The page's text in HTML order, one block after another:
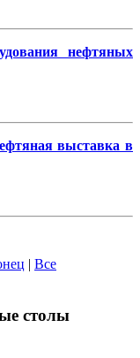
нефтяных
выставка в
| Все
столы